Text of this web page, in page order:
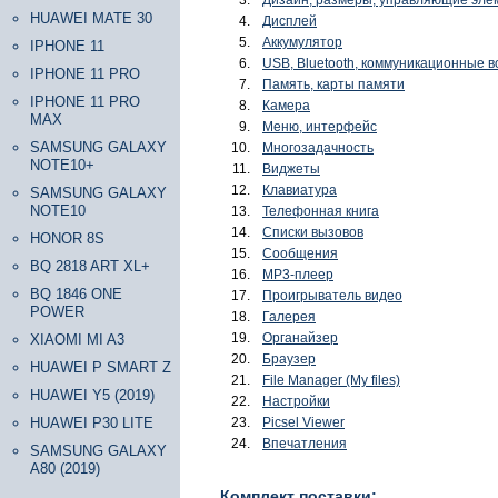
HUAWEI MATE 30
IPHONE 11
IPHONE 11 PRO
IPHONE 11 PRO
MAX
SAMSUNG GALAXY
NOTE10+
SAMSUNG GALAXY
NOTE10
HONOR 8S
BQ 2818 ART XL+
BQ 1846 ONE
POWER
XIAOMI MI A3
HUAWEI P SMART Z
HUAWEI Y5 (2019)
HUAWEI P30 LITE
SAMSUNG GALAXY
A80 (2019)
Дисплей
Аккумулятор
USB, Bluetooth, коммуникационные
Память, карты памяти
Камера
Меню, интерфейс
Многозадачность
Виджеты
Клавиатура
Телефонная книга
Списки вызовов
Сообщения
МР3-плеер
Проигрыватель видео
Галерея
Органайзер
Браузер
File Manager (My files)
Настройки
Picsel Viewer
Впечатления